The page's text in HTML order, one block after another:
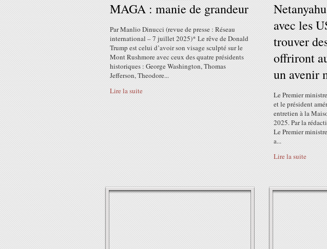
MAGA : manie de grandeur
Par Manlio Dinucci (revue de presse : Réseau
international – 7 juillet 2025)* Le rêve de Donald
Trump est celui d’avoir son visage sculpté sur le
Mont Rushmore avec ceux des quatre présidents
historiques : George Washington, Thomas
Jefferson, Theodore...
Lire la suite
avec les
trouver
offriront
un avenir
Le Premier
et le président
entretien à la
2025. Par la
Le Premier
a...
Lire la suite